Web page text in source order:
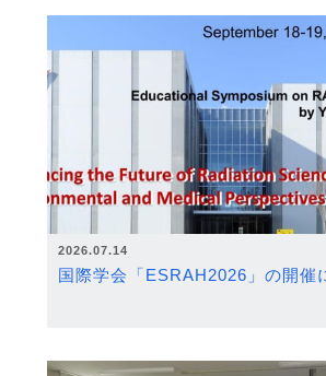
2026.07.14
国際学会「ESRAH2026」の開催